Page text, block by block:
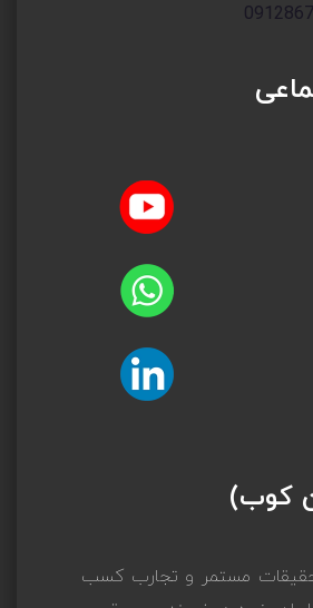
کوب)
تحقیقات مستمر و تجارب کسب